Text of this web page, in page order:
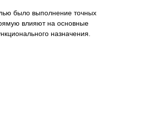
было выполнение точных
влияют на основные
назначения.